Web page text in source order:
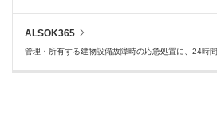
ALSOK365
管理・所有する建物設備故障時の応急処置に、24時